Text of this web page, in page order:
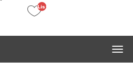
Liste
(0)